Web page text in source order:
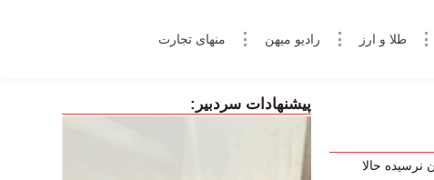
طلا و ارز رادیو میهن منهای تجارت
نرسیده حالا
پیشنهادات سردبیر: